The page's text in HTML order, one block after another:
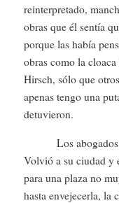
reinterpretado,
obras que él sentía
porque las había
obras como la
Hirsch, sólo que
apenas tengo una
detuvieron.
Los
Volvió a su ciudad y
para una plaza no
hasta envejecerla, la